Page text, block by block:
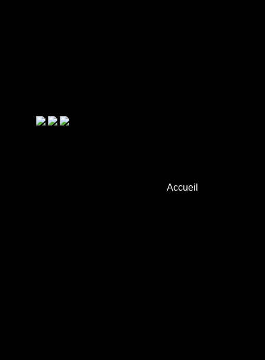
Accueil